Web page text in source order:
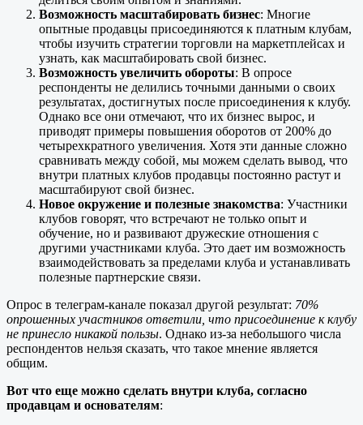
Возможность масштабировать бизнес: Многие
опытные продавцы присоединяются к платным клубам,
чтобы изучить стратегии торговли на маркетплейсах и
узнать, как масштабировать свой бизнес.
Возможность увеличить обороты: В опросе
респонденты не делились точными данными о своих
результатах, достигнутых после присоединения к клубу.
Однако все они отмечают, что их бизнес вырос, и
приводят примеры повышения оборотов от 200% до
четырехкратного увеличения. Хотя эти данные сложно
сравнивать между собой, мы можем сделать вывод, что
внутри платных клубов продавцы постоянно растут и
масштабируют свой бизнес.
Новое окружение и полезные знакомства: Участники
клубов говорят, что встречают не только опыт и
обучение, но и развивают дружеские отношения с
другими участниками клуба. Это дает им возможность
взаимодействовать за пределами клуба и устанавливать
полезные партнерские связи.
Опрос в телеграм-канале показал другой результат: 70%
опрошенных участников ответили, что присоединение к клубу
не принесло никакой пользы. Однако из-за небольшого числа
респондентов нельзя сказать, что такое мнение является
общим.
Вот что еще можно сделать внутри клуба, согласно
продавцам и основателям: